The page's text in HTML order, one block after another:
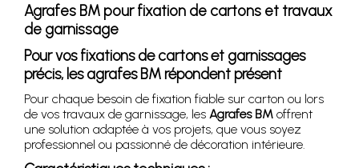
Agrafes BM pour fixation de cartons et travaux
de garnissage
Pour vos fixations de cartons et garnissages
précis, les agrafes BM répondent présent
Pour chaque besoin de fixation fiable sur carton ou lors
de vos travaux de garnissage, les Agrafes BM offrent
une solution adaptée à vos projets, que vous soyez
professionnel ou passionné de décoration intérieure.